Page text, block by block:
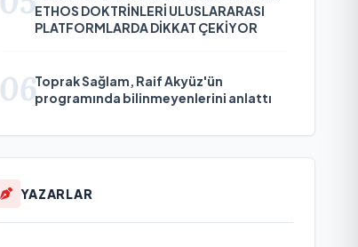
ETHOS DOKTRİNLERİ ULUSLARARASI
PLATFORMLARDA DİKKAT ÇEKİYOR
06Toprak Sağlam, Raif Akyüz'ün
programında bilinmeyenlerini anlattı
YAZARLAR